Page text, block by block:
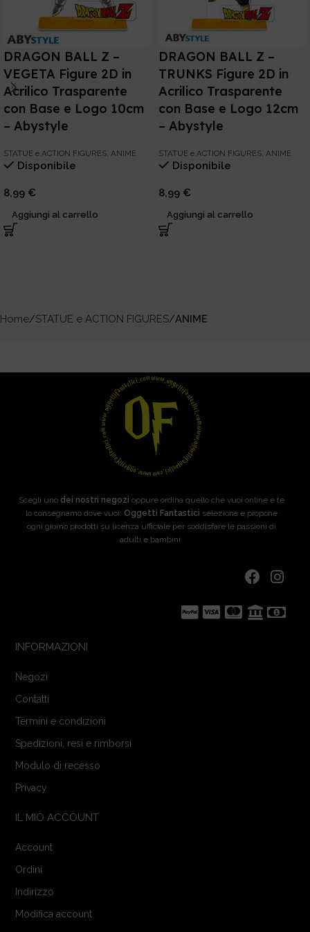
DRAGON BALL Z –
VEGETA Figure 2D in
Acrilico Trasparente
con Base e Logo 10cm
– Abystyle
STATUE e ACTION FIGURES, ANIME
Disponibile
8,99 €
Aggiungi al carrello
DRAGON BALL Z –
TRUNKS Figure 2D in
Acrilico Trasparente
con Base e Logo 12cm
– Abystyle
STATUE e ACTION FIGURES ANIME
Disponibile
8,99 €
Aggiungi al carrello
Home STATUE e ACTION FIGURES ANIME
Scegli uno dei nostri negozi oppure ordina quello che vuoi online e te
lo consegnamo dove vuoi: Oggetti Fantastici seleziona e propone
ogni giorno prodotti su licenza ufficiale per soddisfare le passioni di
adulti e bambini.
INFORMAZIONI
Negozi
Contatti
Termini e condizioni
Spedizioni, resi e rimborsi
Modulo di recesso
Privacy
IL MIO ACCOUNT
Account
Ordini
Indirizzo
Modifica account